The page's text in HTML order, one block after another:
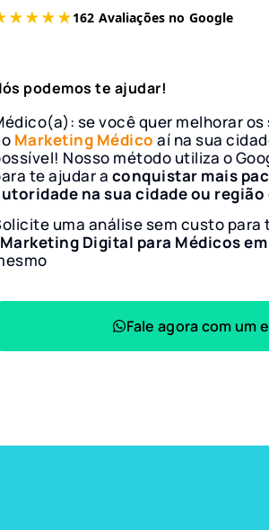
podemos te ajudar!
se você quer melhorar
Marketing Médico aí na sua
Nosso método utiliza o
te ajudar a conquistar mais
na sua cidade ou região
uma análise sem custo para
Digital para Médicos
Fale agora com um